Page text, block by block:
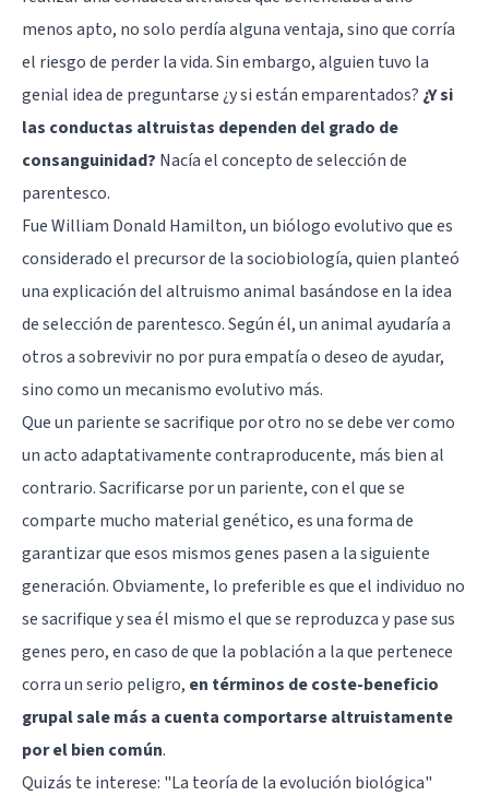
menos apto, no solo perdía alguna ventaja, sino que corría
el riesgo de perder la vida. Sin embargo, alguien tuvo la
genial idea de preguntarse ¿y si están emparentados? ¿Y si
las conductas altruistas dependen del grado de
consanguinidad? Nacía el concepto de selección de
parentesco.
Fue William Donald Hamilton, un biólogo evolutivo que es
considerado el precursor de la sociobiología, quien planteó
una explicación del altruismo animal basándose en la idea
de selección de parentesco. Según él, un animal ayudaría a
otros a sobrevivir no por pura empatía o deseo de ayudar,
sino como un mecanismo evolutivo más.
Que un pariente se sacrifique por otro no se debe ver como
un acto adaptativamente contraproducente, más bien al
contrario. Sacrificarse por un pariente, con el que se
comparte mucho material genético, es una forma de
garantizar que esos mismos genes pasen a la siguiente
generación. Obviamente, lo preferible es que el individuo no
se sacrifique y sea él mismo el que se reproduzca y pase sus
genes pero, en caso de que la población a la que pertenece
corra un serio peligro, en términos de coste-beneficio
grupal sale más a cuenta comportarse altruistamente
por el bien común.
Quizás te interese: "La teoría de la evolución biológica"